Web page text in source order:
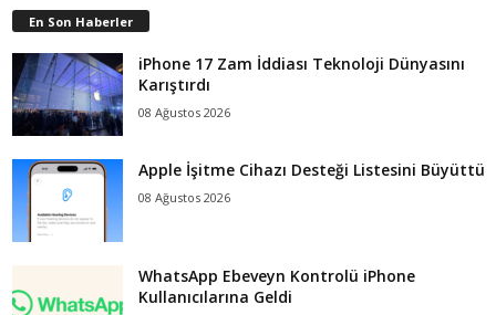
En Son Haberler
iPhone 17 Zam İddiası Teknoloji Dünyasını
Karıştırdı
08 Ağustos 2026
Apple İşitme Cihazı Desteği Listesini Büyüttü
08 Ağustos 2026
WhatsApp Ebeveyn Kontrolü iPhone
Kullanıcılarına Geldi